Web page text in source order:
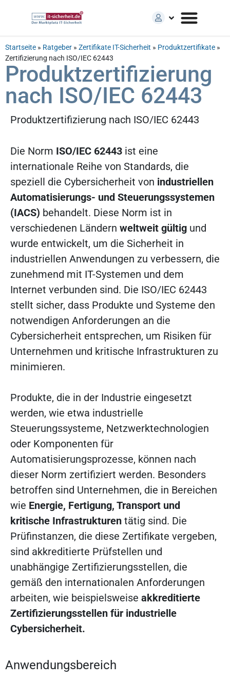
Startseite » Ratgeber » Zertifikate IT-Sicherheit » Produktzertifikate »
Zertifizierung nach ISO/IEC 62443
Produktzertifizierung
nach ISO/IEC 62443
Produktzertifizierung nach ISO/IEC 62443
Die Norm ISO/IEC 62443 ist eine
internationale Reihe von Standards, die
speziell die Cybersicherheit von industriellen
Automatisierungs- und Steuerungssystemen
(IACS) behandelt. Diese Norm ist in
verschiedenen Ländern weltweit gültig und
wurde entwickelt, um die Sicherheit in
industriellen Anwendungen zu verbessern, die
zunehmend mit IT-Systemen und dem
Internet verbunden sind. Die ISO/IEC 62443
stellt sicher, dass Produkte und Systeme den
notwendigen Anforderungen an die
Cybersicherheit entsprechen, um Risiken für
Unternehmen und kritische Infrastrukturen zu
minimieren.
Produkte, die in der Industrie eingesetzt
werden, wie etwa industrielle
Steuerungssysteme, Netzwerktechnologien
oder Komponenten für
Automatisierungsprozesse, können nach
dieser Norm zertifiziert werden. Besonders
betroffen sind Unternehmen, die in Bereichen
wie Energie, Fertigung, Transport und
kritische Infrastrukturen tätig sind. Die
Prüfinstanzen, die diese Zertifikate vergeben,
sind akkreditierte Prüfstellen und
unabhängige Zertifizierungsstellen, die
gemäß den internationalen Anforderungen
arbeiten, wie beispielsweise akkreditierte
Zertifizierungsstellen für industrielle
Cybersicherheit.
Anwendungsbereich